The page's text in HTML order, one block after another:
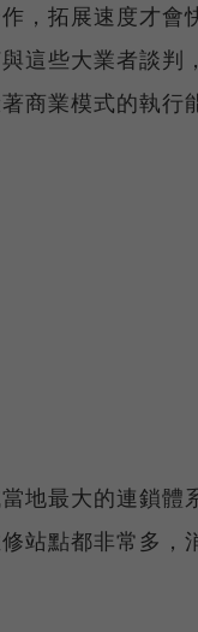
，拓展速度才會
這些大業者談判
商業模式的執行
地最大的連鎖體
站點都非常多，